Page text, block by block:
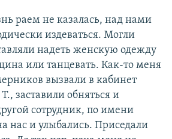
раем не казалась, над нами
издеваться. Могли
надеть женскую одежду
или танцевать. Как-то меня
вызвали в кабинет
заставили обняться и
сотрудник, по имени
нас и улыбались. Приседали